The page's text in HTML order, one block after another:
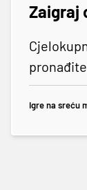
Zaigraj
Igre na sreću